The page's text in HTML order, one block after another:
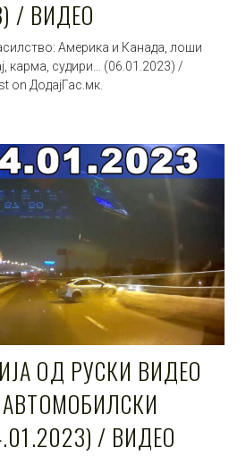
/ ВИДЕО
Америка и Канада, лоши
карма, судири… (06.01.2023) /
on ДодајГас.мк.
ОД РУСКИ ВИДЕО
/ ВИДЕО